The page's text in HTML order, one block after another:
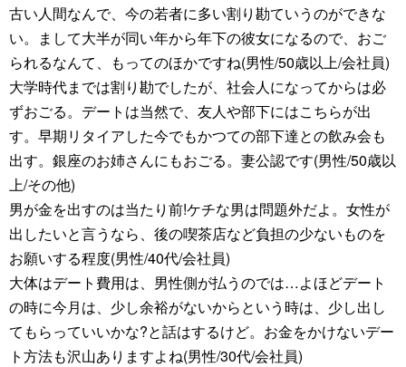
古い人間なんで、今の若者に多い割り勘ていうのができな
い。まして大半が同い年から年下の彼女になるので、おご
られるなんて、もってのほかですね(男性/50歳以上/会社員)
大学時代までは割り勘でしたが、社会人になってからは必
ずおごる。デートは当然で、友人や部下にはこちらが出
す。早期リタイアした今でもかつての部下達との飲み会も
出す。銀座のお姉さんにもおごる。妻公認です(男性/50歳以
上/その他)
男が金を出すのは当たり前!ケチな男は問題外だよ。女性が
出したいと言うなら、後の喫茶店など負担の少ないものを
お願いする程度(男性/40代/会社員)
大体はデート費用は、男性側が払うのでは…よほどデート
の時に今月は、少し余裕がないからという時は、少し出し
てもらっていいかな?と話はするけど。お金をかけないデー
ト方法も沢山ありますよね(男性/30代/会社員)